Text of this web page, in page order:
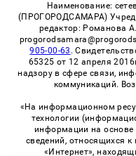
Наименование:
(ПРОГОРОДСАМАРА)
редактор: Романова
905-00-63 .
65325 от 12 апреля
надзору в сфере связи,
коммуникаций.
«На информационном
технологии
информации на основе
сведений, относящихся к
«Интернет»,